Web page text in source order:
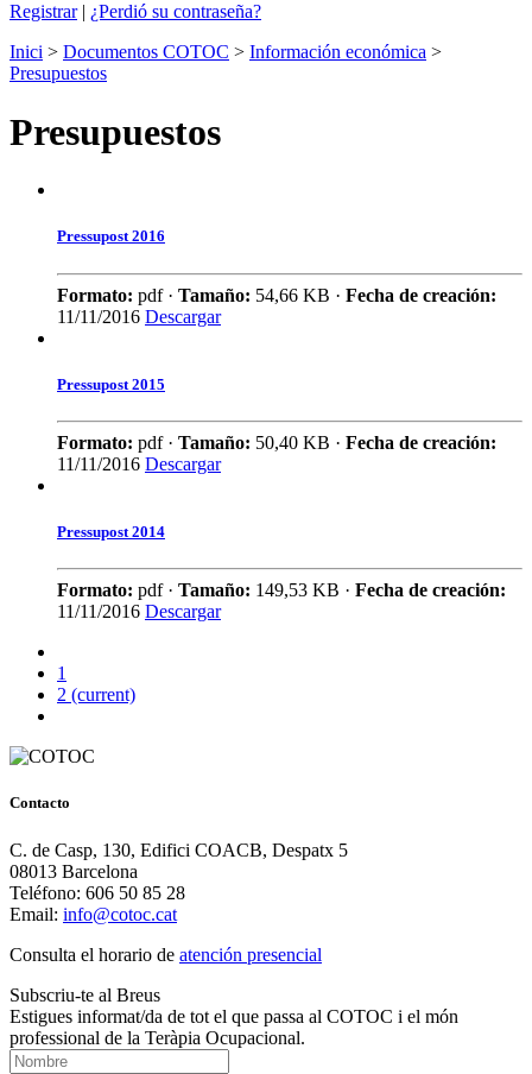
Registrar| ¿Perdió su contraseña?
Inici > Documentos COTOC > Información económica >
Presupuestos
Presupuestos
Pressupost 2016
Formato: pdf · Tamaño: 54,66 KB · Fecha de creación:
11/11/2016 Descargar
Pressupost 2015
Formato: pdf · Tamaño: 50,40 KB · Fecha de creación:
11/11/2016 Descargar
Pressupost 2014
Formato: pdf · Tamaño: 149,53 KB · Fecha de creación:
11/11/2016 Descargar
1
2 (current)
Contacto
C. de Casp, 130, Edifici COACB, Despatx 5
08013 Barcelona
Teléfono: 606 50 85 28
Email: info@cotoc.cat
Consulta el horario de atención presencial
Subscriu-te al Breus
Estigues informat/da de tot el que passa al COTOC i el món
professional de la Teràpia Ocupacional.